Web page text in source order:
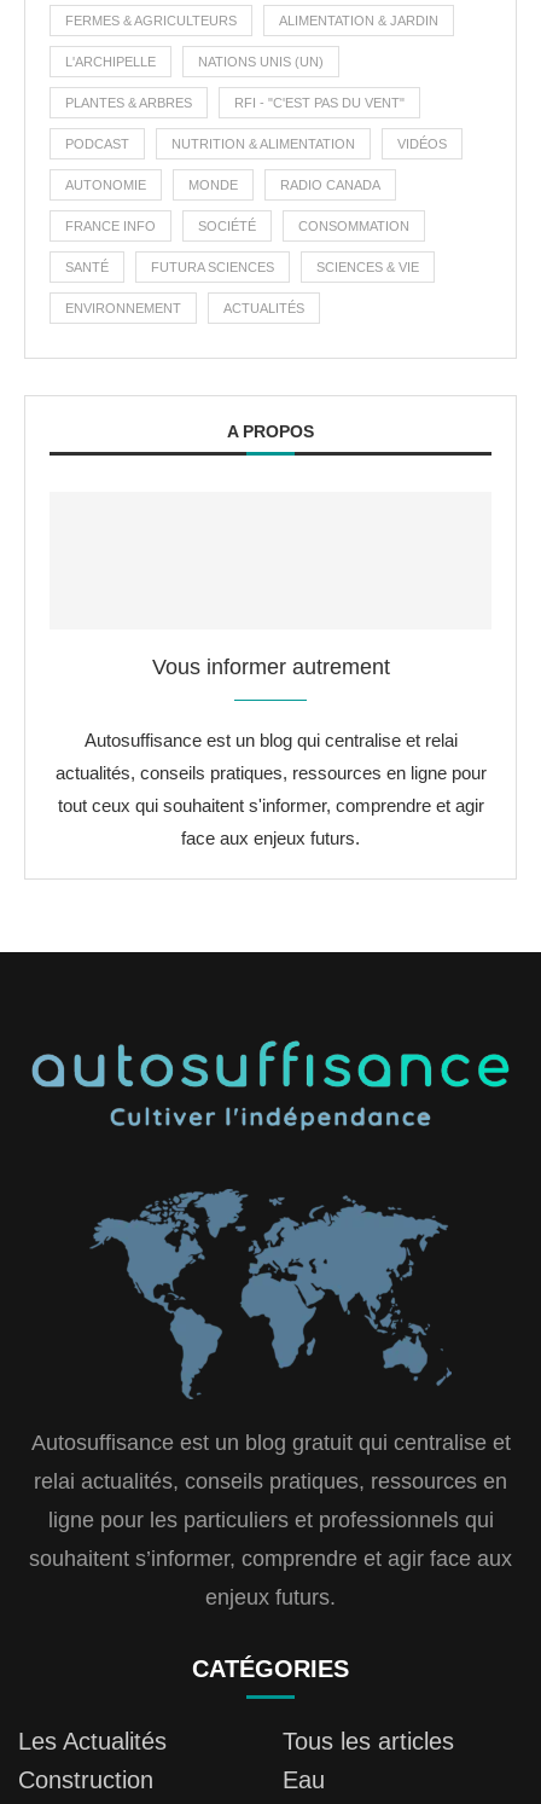
FERMES & AGRICULTEURS ALIMENTATION & JARDIN
L'ARCHIPELLE NATIONS UNIS (UN)
PLANTES & ARBRES RFI - "C'EST PAS DU VENT"
PODCAST NUTRITION & ALIMENTATION VIDÉOS
AUTONOMIE MONDE RADIO CANADA
FRANCE INFO SOCIÉTÉ CONSOMMATION
SANTÉ FUTURA SCIENCES SCIENCES & VIE
ENVIRONNEMENT ACTUALITÉS
A PROPOS
Vous informer autrement
Autosuffisance est un blog qui centralise et relai
actualités, conseils pratiques, ressources en ligne pour
tout ceux qui souhaitent s'informer, comprendre et agir
face aux enjeux futurs.
Autosuffisance est un blog gratuit qui centralise et
relai actualités, conseils pratiques, ressources en
ligne pour les particuliers et professionnels qui
souhaitent s’informer, comprendre et agir face aux
enjeux futurs.
CATÉGORIES
Les Actualités
Tous les articles
Construction
Eau